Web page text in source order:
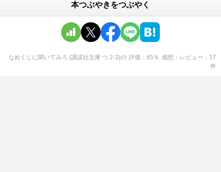
本つぶやきをつぶやく
なめくじに聞いてみろ (講談社文庫 つ 2-3)の 評価 65 ％ 感想・レビュー
17
件